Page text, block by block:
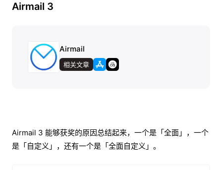
Airmail 3
Airmail
相关文章
Airmail 3 能够获奖的原因总结起来，一个是「全面」，一个
是「自定义」，还有一个是「全面自定义」。